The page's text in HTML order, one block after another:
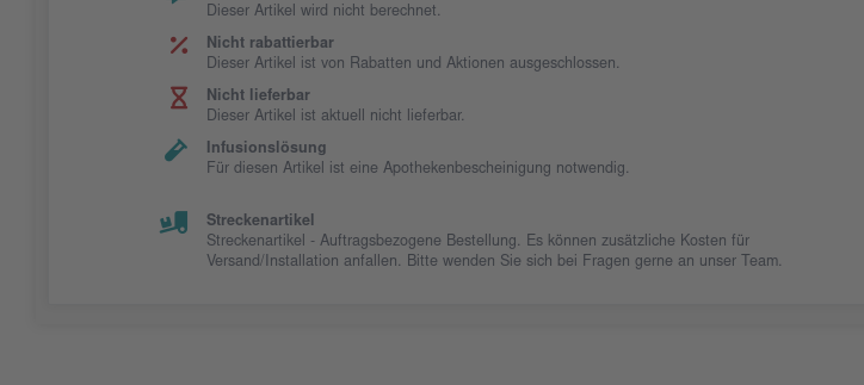
Dieser Artikel wird nicht berechnet.
Nicht rabattierbar
Dieser Artikel ist von Rabatten und Aktionen ausgeschlossen.
Nicht lieferbar
Dieser Artikel ist aktuell nicht lieferbar.
Infusionslösung
Für diesen Artikel ist eine Apothekenbescheinigung notwendig.
Streckenartikel
Streckenartikel - Auftragsbezogene Bestellung. Es können zusätzliche Kosten für
Versand/Installation anfallen. Bitte wenden Sie sich bei Fragen gerne an unser Team.